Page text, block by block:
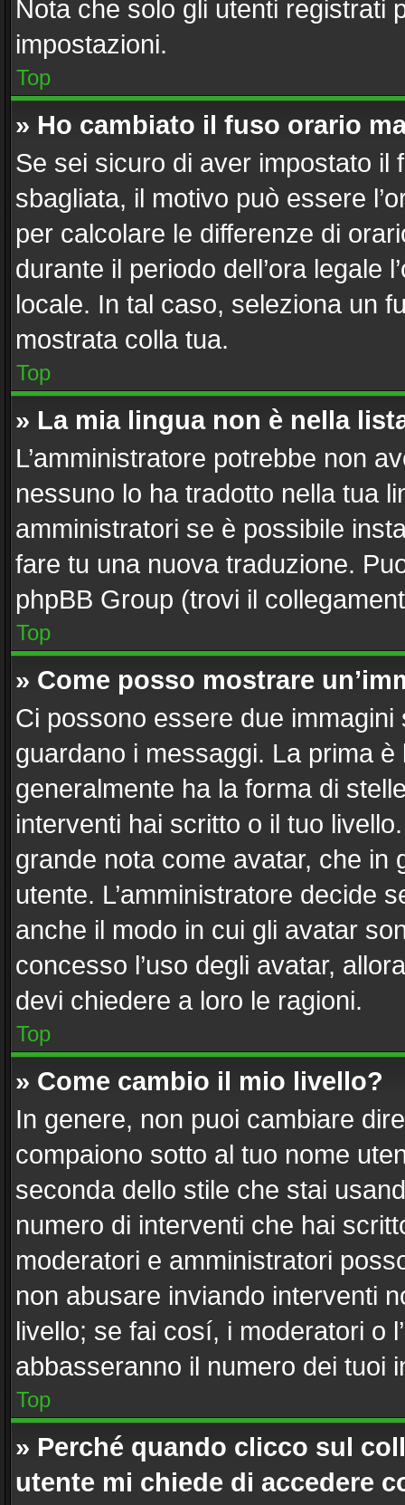
Nota che solo gli utenti registrati
impostazioni.
Top
» Ho cambiato il fuso orario
Se sei sicuro di aver impostato il
sbagliata, il motivo può essere
per calcolare le differenze di
durante il periodo dell’ora legale
locale. In tal caso, seleziona un
mostrata colla tua.
Top
» La mia lingua non è nella
L’amministratore potrebbe non
nessuno lo ha tradotto nella tua
amministratori se è possibile
fare tu una nuova traduzione.
phpBB Group (trovi il
Top
» Come posso mostrare
Ci possono essere due
guardano i messaggi. La prima
generalmente ha la forma di
interventi hai scritto o il tuo
grande nota come avatar, che in
utente. L’amministratore decide
anche il modo in cui gli avatar
concesso l’uso degli avatar,
devi chiedere a loro le ragioni.
Top
» Come cambio il mio livello?
In genere, non puoi cambiare
compaiono sotto al tuo nome
seconda dello stile che stai
numero di interventi che hai
moderatori e amministratori
non abusare inviando interventi
livello; se fai cosí, i moderatori o
abbasseranno il numero dei tuoi
Top
» Perché quando clicco sul
utente mi chiede di accedere